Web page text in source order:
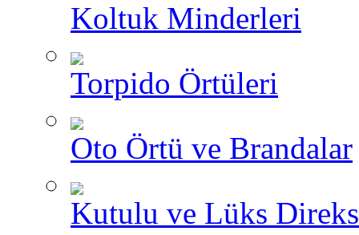
Koltuk Minderleri
Torpido Örtüleri
Oto Örtü ve Brandalar
Kutulu ve Lüks